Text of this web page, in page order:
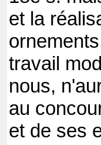
et la
travail
nous,
au
et de ses